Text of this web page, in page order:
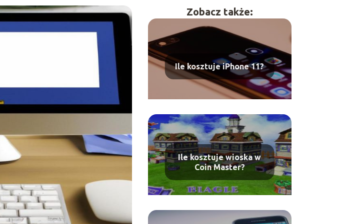
Zobacz także:
Ile kosztuje iPhone 11?
Ile kosztuje wioska w
Coin Master?